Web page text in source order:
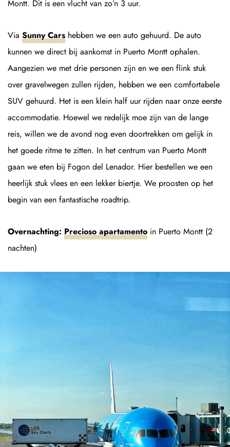
Montt. Dit is een vlucht van zo’n 3 uur.
Via Sunny Cars hebben we een auto gehuurd. De auto
kunnen we direct bij aankomst in Puerto Montt ophalen.
Aangezien we met drie personen zijn en we een flink stuk
over gravelwegen zullen rijden, hebben we een comfortabele
SUV gehuurd. Het is een klein half uur rijden naar onze eerste
accommodatie. Hoewel we redelijk moe zijn van de lange
reis, willen we de avond nog even doortrekken om gelijk in
het goede ritme te zitten. In het centrum van Puerto Montt
gaan we eten bij Fogon del Lenador. Hier bestellen we een
heerlijk stuk vlees en een lekker biertje. We proosten op het
begin van een fantastische roadtrip.
Overnachting: Precioso apartamento in Puerto Montt (2
nachten)